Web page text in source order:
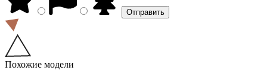
Похожие модели